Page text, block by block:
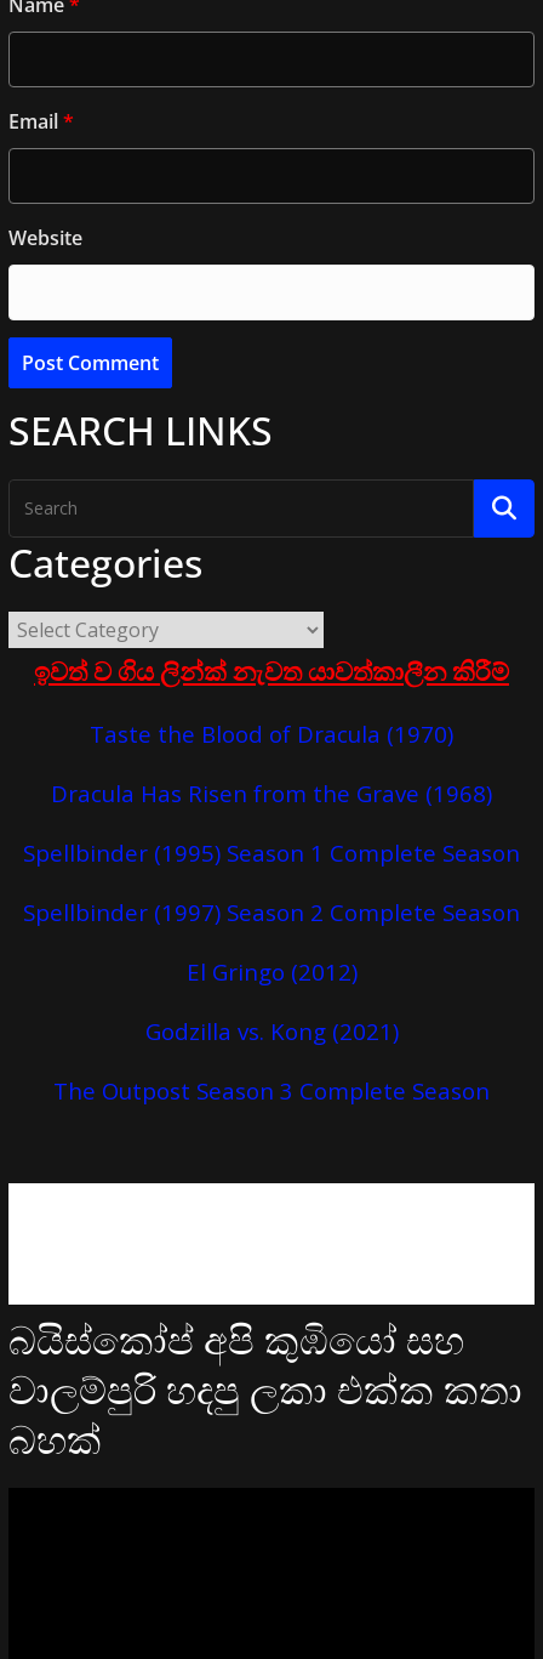
Email*
Website
SEARCH LINKS
Categories
ඉවත් ව ගිය ලින්ක් නැවත යාවත්කාලීන කිරීම්
Taste the Blood of Dracula (1970)
Dracula Has Risen from the Grave (1968)
Spellbinder (1995) Season 1 Complete Season
Spellbinder (1997) Season 2 Complete Season
El Gringo (2012)
Godzilla vs. Kong (2021)
The Outpost Season 3 Complete Season
බයිස්කෝප් අපි කුඹියෝ සහ
වාලම්පුරි හදපු ලකා එක්ක කතා
බහක්